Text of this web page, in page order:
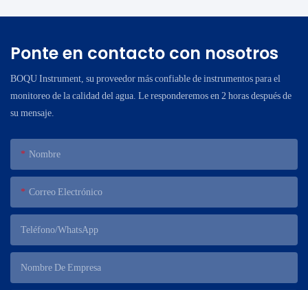
Ponte en contacto con nosotros
BOQU Instrument, su proveedor más confiable de instrumentos para el
monitoreo de la calidad del agua. Le responderemos en 2 horas después de
su mensaje.
Nombre
Correo Electrónico
Teléfono/WhatsApp
Nombre De Empresa